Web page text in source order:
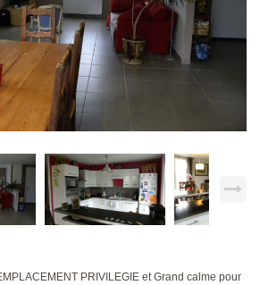
PRIVILEGIE et Grand calme pour